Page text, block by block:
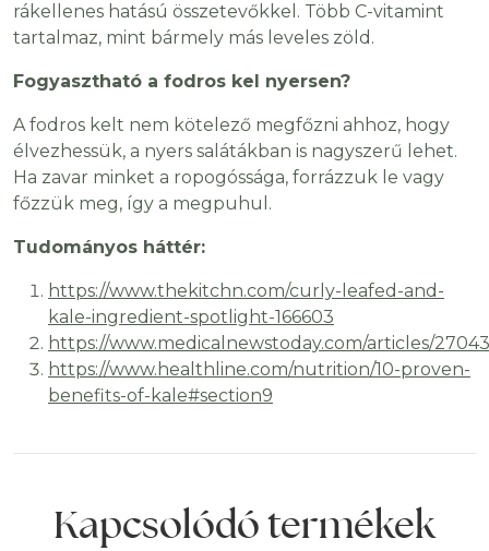
rákellenes hatású összetevőkkel. Több C-vitamint
tartalmaz, mint bármely más leveles zöld.
Fogyasztható a fodros kel nyersen?
A fodros kelt nem kötelező megfőzni ahhoz, hogy
élvezhessük, a nyers salátákban is nagyszerű lehet.
Ha zavar minket a ropogóssága, forrázzuk le vagy
főzzük meg, így a megpuhul.
Tudományos háttér:
https://www.thekitchn.com/curly-leafed-and-
kale-ingredient-spotlight-166603
https://www.medicalnewstoday.com/articles/
https://www.healthline.com/nutrition/10-proven-
benefits-of-kale#section9
Kapcsolódó termékek